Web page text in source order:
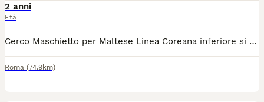
2 anni
Età
Cerco Maschietto per Maltese Linea Coreana inferiore si 3 Kg si chiama Susy e in possesso di microchip e tutte le vaccinazioni solo persone serie su Roma e d intorni grazie
Roma (74.9km)